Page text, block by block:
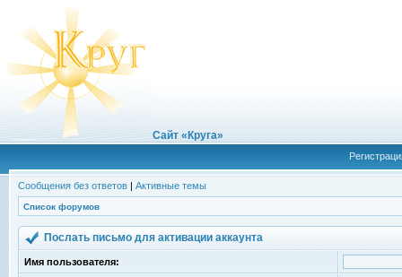
Сайт «Круга»
Сообщения без ответов | Активные темы
Список форумов
Послать письмо для активации аккаунта
Имя пользователя: